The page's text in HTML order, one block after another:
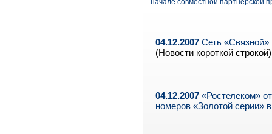
начале совместной партнерской
04.12.2007 Сеть
(Новости короткой строкой)
04.12.2007 «Ростелеком»
номеров «Золотой серии»